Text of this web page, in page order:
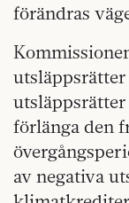
förändras
förlänga den
av negativa